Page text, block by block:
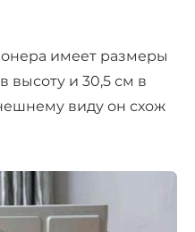
имеет размеры
высоту и 30,5 см в
виду он схож